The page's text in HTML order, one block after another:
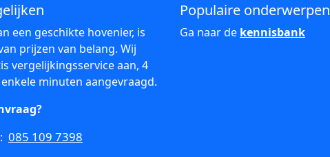
een geschikte hovenier, is
prijzen van belang. Wij
vergelijkingsservice aan, 4
minuten aangevraagd.
085 109 7398
Populaire onderwerpen
Ga naar de kennisbank